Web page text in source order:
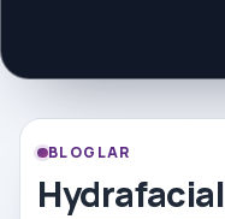
BLOGLAR
Hydrafacial